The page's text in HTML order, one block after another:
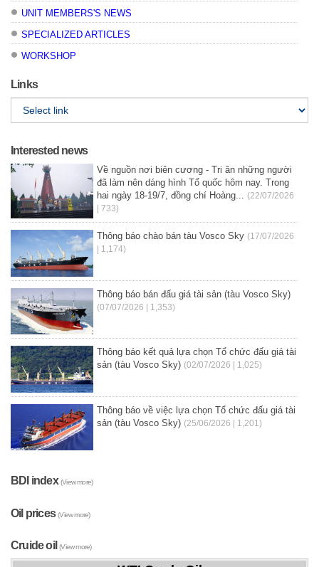
UNIT MEMBERS'S NEWS
SPECIALIZED ARTICLES
WORKSHOP
Links
Interested news
Về nguồn nơi biên cương - Tri ân những người
đã làm nên dáng hình Tổ quốc hôm nay. Trong
hai ngày 18-19/7, đồng chí Hoàng... (22/07/2026
| 733)
Thông báo chào bán tàu Vosco Sky (17/07/2026
| 1,174)
Thông báo bán đấu giá tài sản (tàu Vosco Sky)
(07/07/2026 | 1,353)
Thông báo kết quả lựa chọn Tổ chức đấu giá tài
sản (tàu Vosco Sky) (02/07/2026 | 1,025)
Thông báo về việc lựa chọn Tổ chức đấu giá tài
sản (tàu Vosco Sky) (25/06/2026 | 1,201)
BDI index(View more)
Oil prices(View more)
Cruide oil(View more)